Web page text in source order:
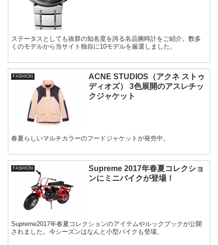
ステータスとしても抜群の知名度を誇る名品腕時計をご紹介。数多
くのモデルから当サイト独自に10モデルを厳選しました。
FASHION
ACNE STUDIOS（アクネ ストゥ
ディオズ） 3色展開のアスレチッ
クジャケット
春夏らしいマルチカラーのフードジャケットが発売中。
FASHION
Supreme 2017年春夏コレクショ
ンにミニバイクが登場！
Supreme2017年春夏コレクションのアイテムやルックブックが公開
されました。今シーズンはなんと小型バイクも登場。